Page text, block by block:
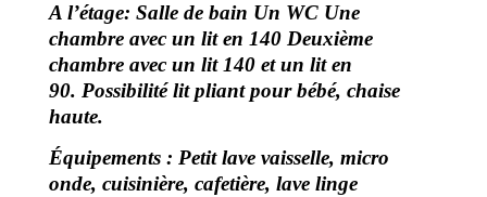
A l’étage: Salle de bain Un WC Une
chambre avec un lit en 140 Deuxième
chambre avec un lit 140 et un lit en
90. Possibilité lit pliant pour bébé, chaise
haute.
Équipements : Petit lave vaisselle, micro
onde, cuisinière, cafetière, lave linge